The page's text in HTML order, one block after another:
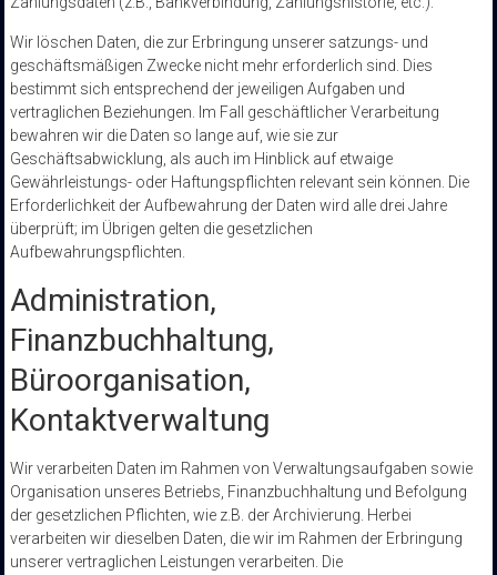
Wir löschen Daten, die zur Erbringung unserer satzungs- und
geschäftsmäßigen Zwecke nicht mehr erforderlich sind. Dies
bestimmt sich entsprechend der jeweiligen Aufgaben und
vertraglichen Beziehungen. Im Fall geschäftlicher Verarbeitung
bewahren wir die Daten so lange auf, wie sie zur
Geschäftsabwicklung, als auch im Hinblick auf etwaige
Gewährleistungs- oder Haftungspflichten relevant sein können. Die
Erforderlichkeit der Aufbewahrung der Daten wird alle drei Jahre
überprüft; im Übrigen gelten die gesetzlichen
Aufbewahrungspflichten.
Administration,
Finanzbuchhaltung,
Büroorganisation,
Kontaktverwaltung
Wir verarbeiten Daten im Rahmen von Verwaltungsaufgaben sowie
Organisation unseres Betriebs, Finanzbuchhaltung und Befolgung
der gesetzlichen Pflichten, wie z.B. der Archivierung. Herbei
verarbeiten wir dieselben Daten, die wir im Rahmen der Erbringung
unserer vertraglichen Leistungen verarbeiten. Die